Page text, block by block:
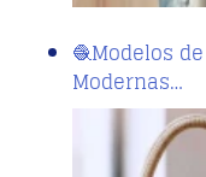
🧶Modelos
Modernas…